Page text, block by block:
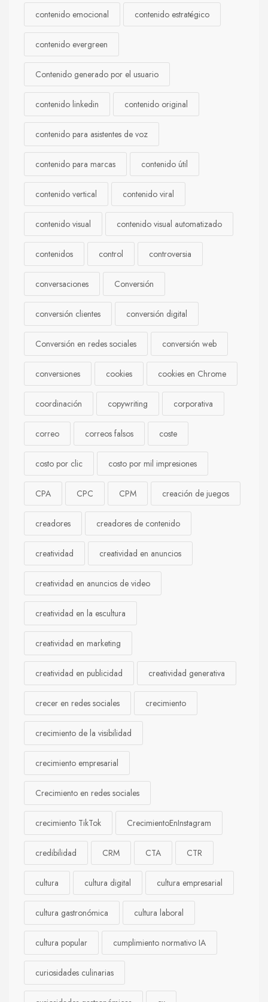
contenido emocional contenido estratégico
contenido evergreen
Contenido generado por el usuario
contenido linkedin contenido original
contenido para asistentes de voz
contenido para marcas contenido útil
contenido vertical contenido viral
contenido visual contenido visual automatizado
contenidos control controversia
conversaciones Conversión
conversión clientes conversión digital
Conversión en redes sociales conversión web
conversiones cookies cookies en Chrome
coordinación copywriting corporativa
correo correos falsos coste
costo por clic costo por mil impresiones
CPA CPC CPM creación de juegos
creadores creadores de contenido
creatividad creatividad en anuncios
creatividad en anuncios de video
creatividad en la escultura
creatividad en marketing
creatividad en publicidad creatividad generativa
crecer en redes sociales crecimiento
crecimiento de la visibilidad
crecimiento empresarial
Crecimiento en redes sociales
crecimiento TikTok CrecimientoEnInstagram
credibilidad CRM CTA CTR
cultura cultura digital cultura empresarial
cultura gastronómica cultura laboral
cultura popular cumplimiento normativo IA
curiosidades culinarias